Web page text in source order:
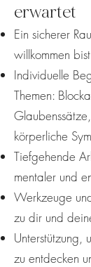
erwartet
Ein sicherer
willkommen bist
Individuelle
Themen:
körperliche
Tiefgehende
mentaler und
Werkzeuge
zu dir und
Unterstützung,
zu entdecken